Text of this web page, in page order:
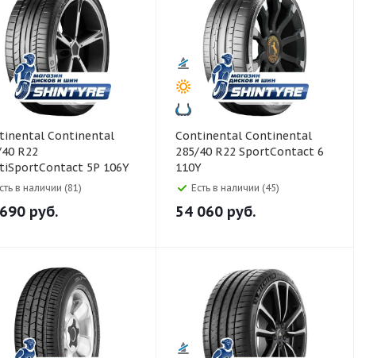
Continental
R22
5P 106Y
в наличии (81)
руб.
Continental Continental
285/40 R22 SportContact 6
110Y
Есть в наличии (45)
54 060 руб.